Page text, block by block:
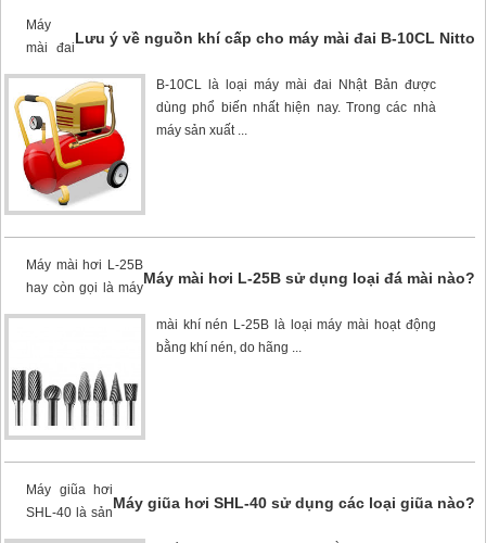
Lưu ý về nguồn khí cấp cho máy mài đai B-10CL Nitto
Máy
mài đai
B-10CL là loại máy mài đai Nhật Bản được
dùng phổ biến nhất hiện nay. Trong các nhà
máy sản xuất ...
Máy mài hơi L-25B sử dụng loại đá mài nào?
Máy mài hơi L-25B
hay còn gọi là máy
mài khí nén L-25B là loại máy mài hoạt động
bằng khí nén, do hãng ...
Máy giũa hơi SHL-40 sử dụng các loại giũa nào?
Máy giũa hơi
SHL-40 là sản